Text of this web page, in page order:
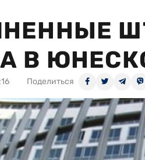
В
Поделиться